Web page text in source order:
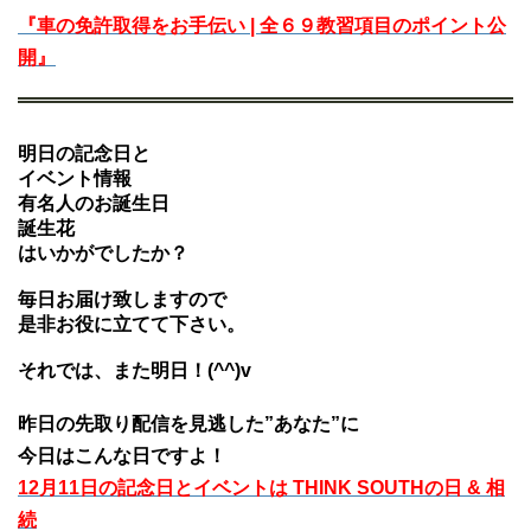
『車の免許取得をお手伝い | 全６９教習項目のポイント公
開』
明日の記念日と
イベント情報
有名人のお誕生日
誕生花
はいかがでしたか？
毎日お届け致しますので
是非お役に立てて下さい。
それでは、また明日！(^^)v
昨日の先取り配信を見逃した”あなた”に
今日はこんな日ですよ！
12月11日の記念日とイベントは THINK SOUTHの日 & 相
続